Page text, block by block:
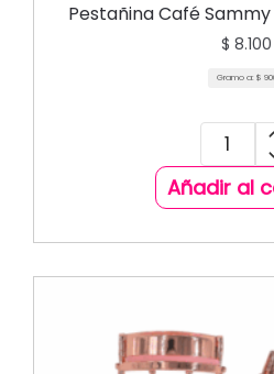
Pestañina Café
$ 8.100
Gramo a: $
Añadir al